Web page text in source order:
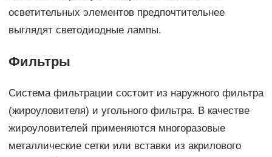
осветительных элементов предпочтительнее
выглядят светодиодные лампы.
Фильтры
Система фильтрации состоит из наружного фильтра
(жироуловителя) и угольного фильтра. В качестве
жироуловителей применяются многоразовые
металлические сетки или вставки из акрилового